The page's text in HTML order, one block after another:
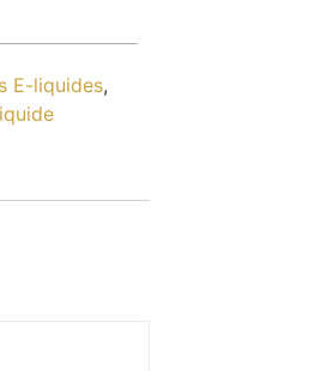
E-liquides,